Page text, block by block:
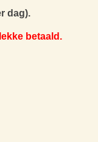
dag).
betaald.